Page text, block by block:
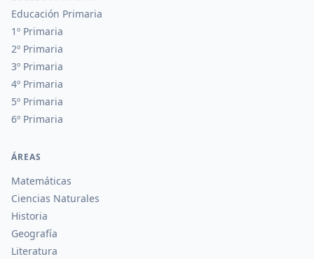
Educación Primaria
1º Primaria
2º Primaria
3º Primaria
4º Primaria
5º Primaria
6º Primaria
ÁREAS
Matemáticas
Ciencias Naturales
Historia
Geografía
Literatura